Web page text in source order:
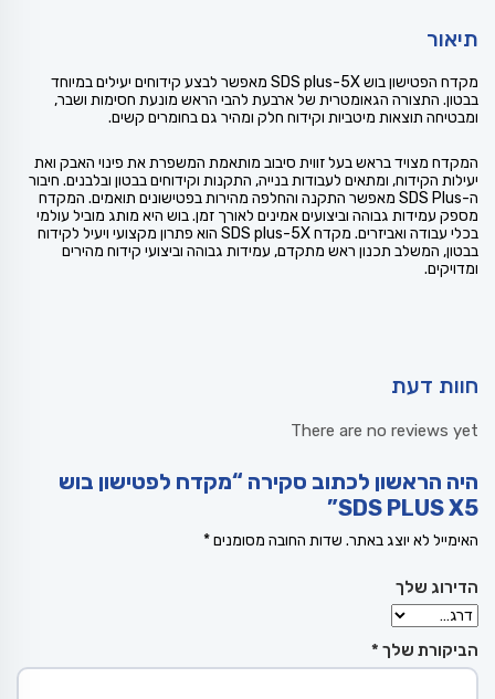
תיאור
מקדח הפטישון בוש SDS plus-5X מאפשר לבצע קידוחים יעילים במיוחד
בבטון. התצורה הגאומטרית של ארבעת להבי הראש מונעת חסימות ושבר,
ומבטיחה תוצאות מיטביות וקידוח חלק ומהיר גם בחומרים קשים.
המקדח מצויד בראש בעל זווית סיבוב מותאמת המשפרת את פינוי האבק ואת
יעילות הקידוח, ומתאים לעבודות בנייה, התקנות וקידוחים בבטון ובלבנים. חיבור
ה-SDS Plus מאפשר התקנה והחלפה מהירות בפטישונים תואמים. המקדח
מספק עמידות גבוהה וביצועים אמינים לאורך זמן. בוש היא מותג מוביל עולמי
בכלי עבודה ואביזרים. מקדח SDS plus-5X הוא פתרון מקצועי ויעיל לקידוח
בבטון, המשלב תכנון ראש מתקדם, עמידות גבוהה וביצועי קידוח מהירים
ומדויקים.
חוות דעת
There are no reviews yet
היה הראשון לכתוב סקירה “מקדח לפטישון בוש
SDS PLUS X5”
האימייל לא יוצג באתר. שדות החובה מסומנים*
הדירוג שלך
הביקורת שלך *